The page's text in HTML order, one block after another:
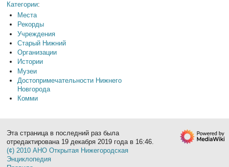
Категории:
Места
Рекорды
Учреждения
Старый Нижний
Организации
Истории
Музеи
Достопримечательности Нижнего
Новгорода
Комми
Эта страница в последний раз была
отредактирована 19 декабря 2019 года в 16:46.
(¢) 2010 АНО Открытая Нижегородская
Энциклопедия